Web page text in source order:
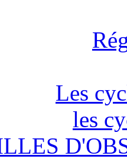
Les
les